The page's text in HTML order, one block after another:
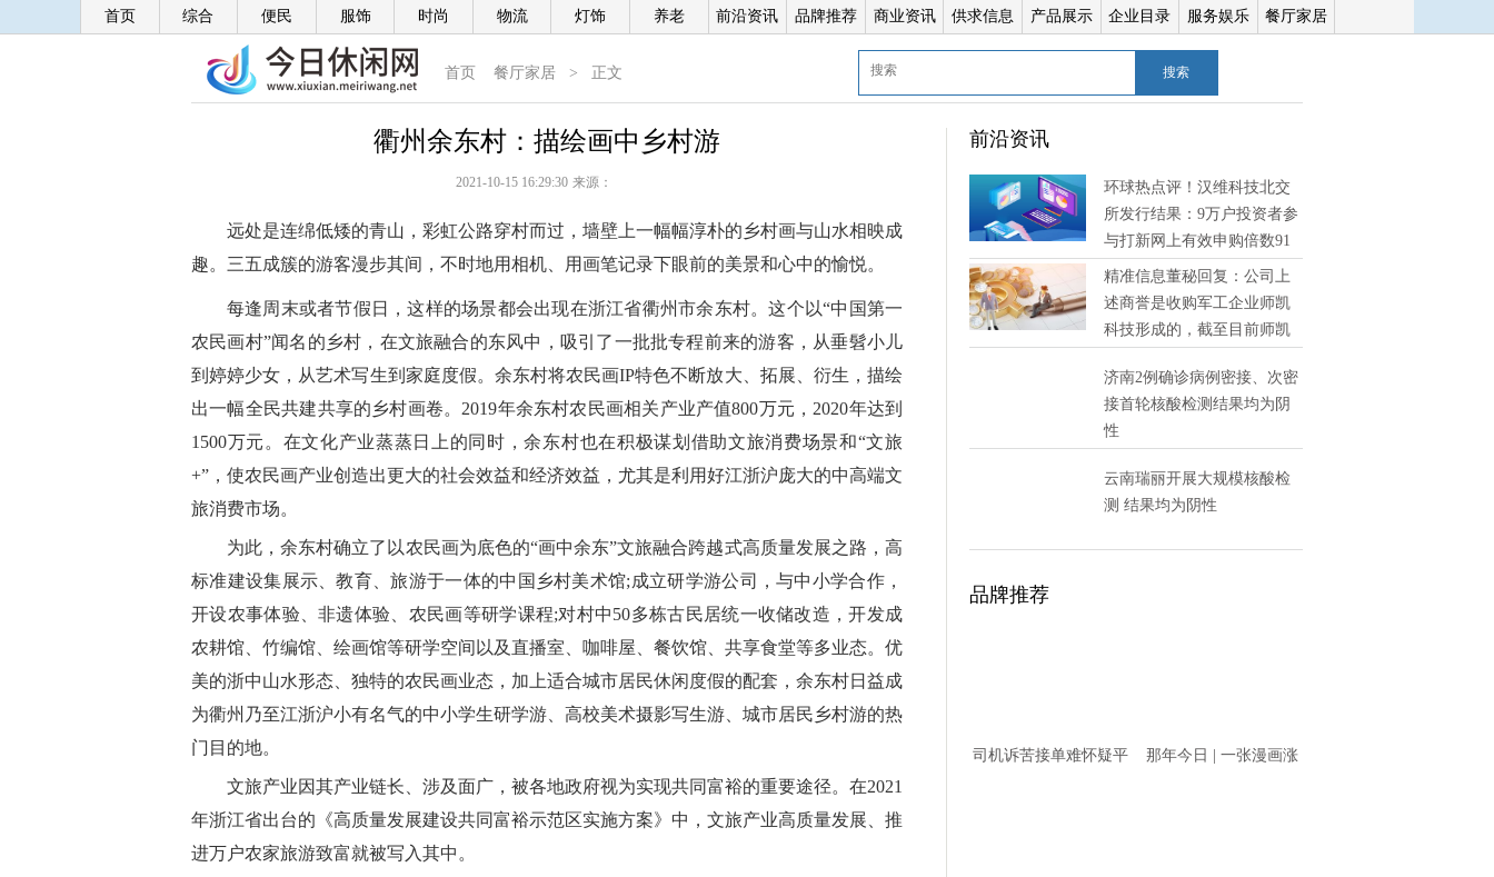
首页 综合 便民 服饰 时尚 物流 灯饰 养老 前沿资讯 品牌推荐 商业资讯 供求信息 产品展示 企业目录 服务娱乐 餐厅家居
首页 餐厅家居 > 正文 搜索
衢州余东村：描绘画中乡村游
2021-10-15 16:29:30 来源：
远处是连绵低矮的青山，彩虹公路穿村而过，墙壁上一幅幅淳朴的乡村画与山水相映成
趣。三五成簇的游客漫步其间，不时地用相机、用画笔记录下眼前的美景和心中的愉悦。
每逢周末或者节假日，这样的场景都会出现在浙江省衢州市余东村。这个以“中国第一
农民画村”闻名的乡村，在文旅融合的东风中，吸引了一批批专程前来的游客，从垂髫小儿
到婷婷少女，从艺术写生到家庭度假。余东村将农民画IP特色不断放大、拓展、衍生，描绘
出一幅全民共建共享的乡村画卷。2019年余东村农民画相关产业产值800万元，2020年达到
1500万元。在文化产业蒸蒸日上的同时，余东村也在积极谋划借助文旅消费场景和“文旅
+”，使农民画产业创造出更大的社会效益和经济效益，尤其是利用好江浙沪庞大的中高端文
旅消费市场。
为此，余东村确立了以农民画为底色的“画中余东”文旅融合跨越式高质量发展之路，高
标准建设集展示、教育、旅游于一体的中国乡村美术馆;成立研学游公司，与中小学合作，
开设农事体验、非遗体验、农民画等研学课程;对村中50多栋古民居统一收储改造，开发成
农耕馆、竹编馆、绘画馆等研学空间以及直播室、咖啡屋、餐饮馆、共享食堂等多业态。优
美的浙中山水形态、独特的农民画业态，加上适合城市居民休闲度假的配套，余东村日益成
为衢州乃至江浙沪小有名气的中小学生研学游、高校美术摄影写生游、城市居民乡村游的热
门目的地。
文旅产业因其产业链长、涉及面广，被各地政府视为实现共同富裕的重要途径。在2021
年浙江省出台的《高质量发展建设共同富裕示范区实施方案》中，文旅产业高质量发展、推
进万户农家旅游致富就被写入其中。
前沿资讯
环球热点评！汉维科技北交
所发行结果：9万户投资者参
与打新网上有效申购倍数91
倍
精准信息董秘回复：公司上
述商誉是收购军工企业师凯
科技形成的，截至目前师凯
济南2例确诊病例密接、次密
接首轮核酸检测结果均为阴
性
云南瑞丽开展大规模核酸检
测 结果均为阴性
品牌推荐
司机诉苦接单难怀疑平
那年今日 | 一张漫画涨